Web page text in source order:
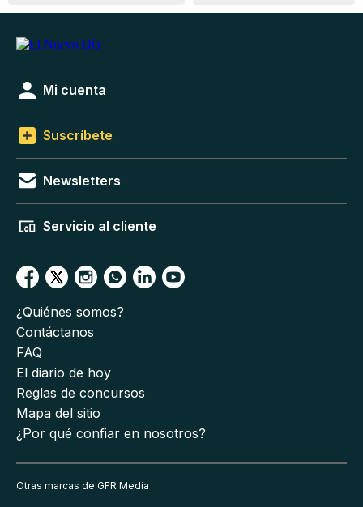
Mi cuenta
Suscríbete
Newsletters
Servicio al cliente
¿Quiénes somos?
Contáctanos
FAQ
El diario de hoy
Reglas de concursos
Mapa del sitio
¿Por qué confiar en nosotros?
Otras marcas de GFR Media